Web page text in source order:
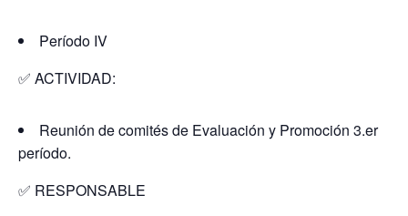
Período IV
✅ ACTIVIDAD:
Reunión de comités de Evaluación y Promoción 3.er
período.
✅ RESPONSABLE